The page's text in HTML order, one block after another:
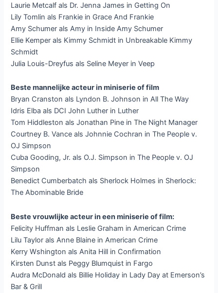
Laurie Metcalf als Dr. Jenna James in Getting On
Lily Tomlin als Frankie in Grace And Frankie
Amy Schumer als Amy in Inside Amy Schumer
Ellie Kemper als Kimmy Schmidt in Unbreakable Kimmy
Schmidt
Julia Louis-Dreyfus als Seline Meyer in Veep
Beste mannelijke acteur in miniserie of film
Bryan Cranston als Lyndon B. Johnson in All The Way
Idris Elba als DCI John Luther in Luther
Tom Hiddleston als Jonathan Pine in The Night Manager
Courtney B. Vance als Johnnie Cochran in The People v.
OJ Simpson
Cuba Gooding, Jr. als O.J. Simpson in The People v. OJ
Simpson
Benedict Cumberbatch als Sherlock Holmes in Sherlock:
The Abominable Bride
Beste vrouwlijke acteur in een miniserie of film:
Felicity Huffman als Leslie Graham in American Crime
Lilu Taylor als Anne Blaine in American Crime
Kerry Wshington als Anita Hill in Confirmation
Kirsten Dunst als Peggy Blumquist in Fargo
Audra McDonald als Billie Holiday in Lady Day at Emerson’s
Bar & Grill